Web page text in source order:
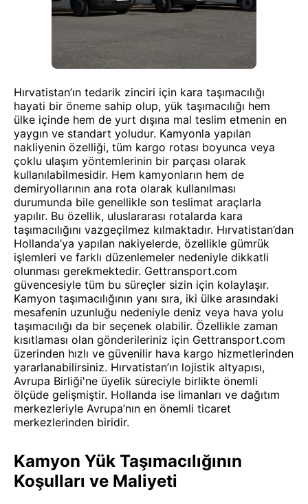
Hırvatistan’ın tedarik zinciri için kara taşımacılığı
hayati bir öneme sahip olup, yük taşımacılığı hem
ülke içinde hem de yurt dışına mal teslim etmenin en
yaygın ve standart yoludur. Kamyonla yapılan
nakliyenin özelliği, tüm kargo rotası boyunca veya
çoklu ulaşım yöntemlerinin bir parçası olarak
kullanılabilmesidir. Hem kamyonların hem de
demiryollarının ana rota olarak kullanılması
durumunda bile genellikle son teslimat araçlarla
yapılır. Bu özellik, uluslararası rotalarda kara
taşımacılığını vazgeçilmez kılmaktadır. Hırvatistan’dan
Hollanda’ya yapılan nakiyelerde, özellikle gümrük
işlemleri ve farklı düzenlemeler nedeniyle dikkatli
olunması gerekmektedir. Gettransport.com
güvencesiyle tüm bu süreçler sizin için kolaylaşır.
Kamyon taşımacılığının yanı sıra, iki ülke arasındaki
mesafenin uzunluğu nedeniyle deniz veya hava yolu
taşımacılığı da bir seçenek olabilir. Özellikle zaman
kısıtlaması olan gönderileriniz için Gettransport.com
üzerinden hızlı ve güvenilir hava kargo hizmetlerinden
yararlanabilirsiniz. Hırvatistan’ın lojistik altyapısı,
Avrupa Birliği'ne üyelik süreciyle birlikte önemli
ölçüde gelişmiştir. Hollanda ise limanları ve dağıtım
merkezleriyle Avrupa’nın en önemli ticaret
merkezlerinden biridir.
Kamyon Yük Taşımacılığının
Koşulları ve Maliyeti